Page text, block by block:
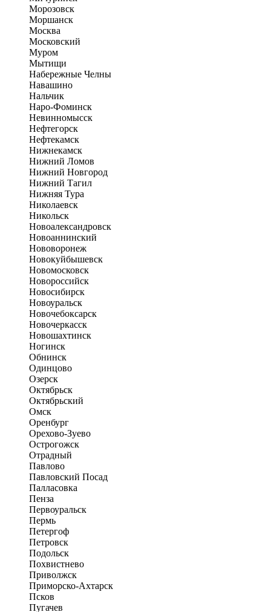
Морозовск
Моршанск
Москва
Московский
Муром
Мытищи
Набережные Челны
Навашино
Нальчик
Наро-Фоминск
Невинномысск
Нефтегорск
Нефтекамск
Нижнекамск
Нижний Ломов
Нижний Новгород
Нижний Тагил
Нижняя Тура
Николаевск
Никольск
Новоалександровск
Новоаннинский
Нововоронеж
Новокуйбышевск
Новомосковск
Новороссийск
Новосибирск
Новоуральск
Новочебоксарск
Новочеркасск
Новошахтинск
Ногинск
Обнинск
Одинцово
Озерск
Октябрьск
Октябрьский
Омск
Оренбург
Орехово-Зуево
Острогожск
Отрадный
Павлово
Павловский Посад
Палласовка
Пенза
Первоуральск
Пермь
Петергоф
Петровск
Подольск
Похвистнево
Приволжск
Приморско-Ахтарск
Псков
Пугачев